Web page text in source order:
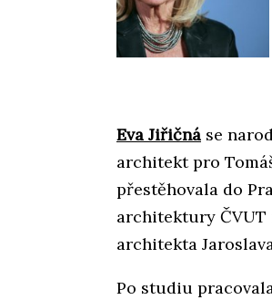
Eva Jiřičná se
architekt pro
přestěhovala do
architektury ČVUT
architekta
Po studiu